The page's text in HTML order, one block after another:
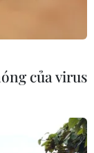
của virus